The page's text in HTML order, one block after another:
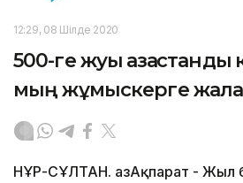
12:29, 08 Шілде 2020
500-ге жуық
мың жұмыскерге
НҰР-СҰЛТАН. ҚазАқпарат - Жыл